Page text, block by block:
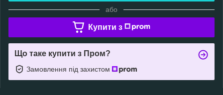
або
Купити з
Що таке купити з Пром?
Замовлення під захистом